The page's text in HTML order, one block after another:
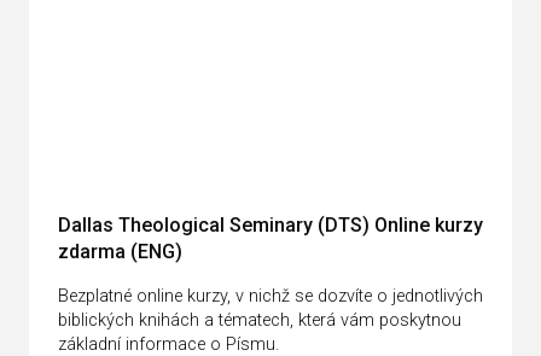
Dallas Theological Seminary (DTS) Online kurzy
zdarma (ENG)
Bezplatné online kurzy, v nichž se dozvíte o jednotlivých
biblických knihách a tématech, která vám poskytnou
základní informace o Písmu.